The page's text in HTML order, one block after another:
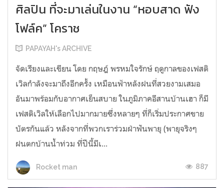
ศิลปิน ที่จะมาเล่นในงาน “หอบสาด ฟัง
โฟล์ค” โคราช
PAPAYAH's ARCHIVE
จัดเรียงและเขียน โดย กฤษฎ์ พรหมใจรักษ์ ฤดูกาลของเฟสติ
เวิลกำลังจะมาถึงอีกครั้ง เหมือนฟ้าหลังฝนที่สวยงามเสมอ
อันมาพร้อมกับอากาศเย็นสบาย ในภูมิภาคอีสานบ้านเฮา ก็มี
เฟสติเวิลให้เลือกไปมากมายซึ่งหลายๆ ที่ก็เริ่มประกาศขาย
บัตรกันแล้ว หลังจากที่พวกเราร่วมฝ่าฟันพายุ (พายุจริงๆ
ฝนตกบ้านน้ำท่วม ที่ปีนี้มีเ...
Rocket man 887